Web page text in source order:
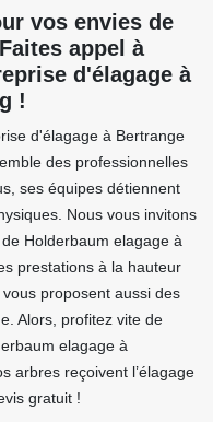
vos envies de
appel à
d'élagage à
!
d'élagage à Bertrange
des professionnelles
ses équipes détiennent
Nous vous invitons
Holderbaum elagage à
prestations à la hauteur
proposent aussi des
Alors, profitez vite de
elagage à
arbres reçoivent l’élagage
gratuit !